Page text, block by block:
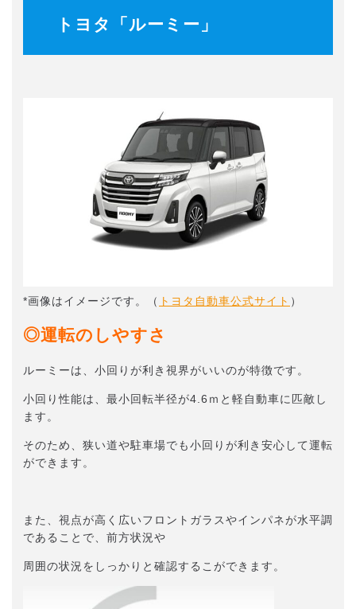
トヨタ「ルーミー」
*画像はイメージです。（ トヨタ自動車公式サイト ）
◎運転のしやすさ
ルーミーは、小回りが利き視界がいいのが特徴です。
小回り性能は、最小回転半径が4.6ｍと軽自動車に匹敵し
ます。
そのため、狭い道や駐車場でも小回りが利き安心して運転
ができます。
また、視点が高く広いフロントガラスやインパネが水平調
であることで、前方状況や
周囲の状況をしっかりと確認するこができます。